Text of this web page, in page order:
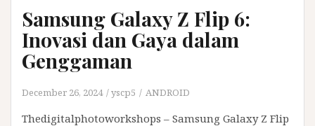
Samsung Galaxy Z Flip 6:
Inovasi dan Gaya dalam
Genggaman
December 26, 2024 yscp5 ANDROID
Thedigitalphotoworkshops – Samsung Galaxy Z Flip